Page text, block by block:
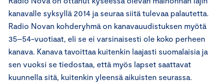
kanavalle syksyllä 2014 ja seuraa siitä tulevaa palautetta.
Radio Novan kohderyhmä on kanavauudistuksen myötä
35–54-vuotiaat, eli se ei varsinaisesti ole koko perheen
kanava. Kanava tavoittaa kuitenkin laajasti suomalaisia ja
sen vuoksi se tiedostaa, että myös lapset saattavat
kuunnella sitä, kuitenkin yleensä aikuisten seurassa.